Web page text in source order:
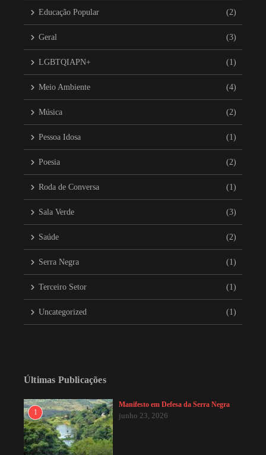
Educação Popular (2)
Geral (3)
LGBTQIAPN+ (1)
Meio Ambiente (4)
Música (2)
Pessoa Idosa (1)
Poesia (2)
Roda de Conversa (1)
Sala Verde (3)
Saúde (2)
Serra Negra (1)
Terceiro Setor (1)
Uncategorized (1)
Últimas Publicações
1
Manifesto em Defesa da Serra Negra
junho 23, 2026